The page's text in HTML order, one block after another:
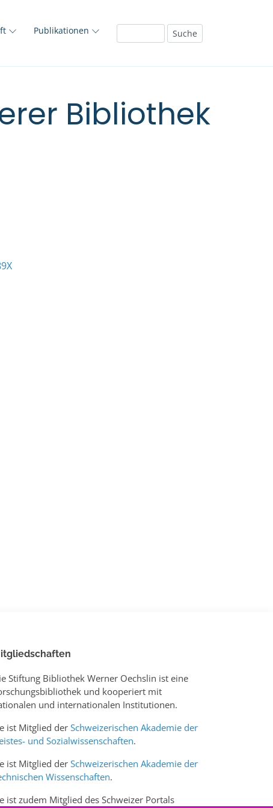
Publikationen
Bibliothek
Stiftung Bibliothek Werner Oechslin ist eine
und kooperiert mit
und internationalen Institutionen.
ist Mitglied der Schweizerischen Akademie der
und Sozialwissenschaften.
ist Mitglied der Schweizerischen Akademie der
Wissenschaften.
ist zudem Mitglied des Schweizer Portals